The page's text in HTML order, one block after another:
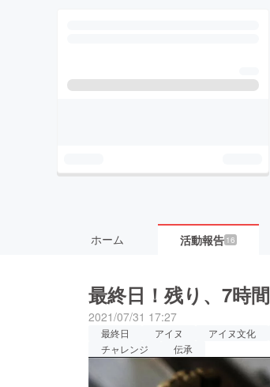
ホーム 活動報告 16
最終日！残り、7時
2021/07/31 17:27
最終日 アイヌ アイヌ文化
チャレンジ
伝承